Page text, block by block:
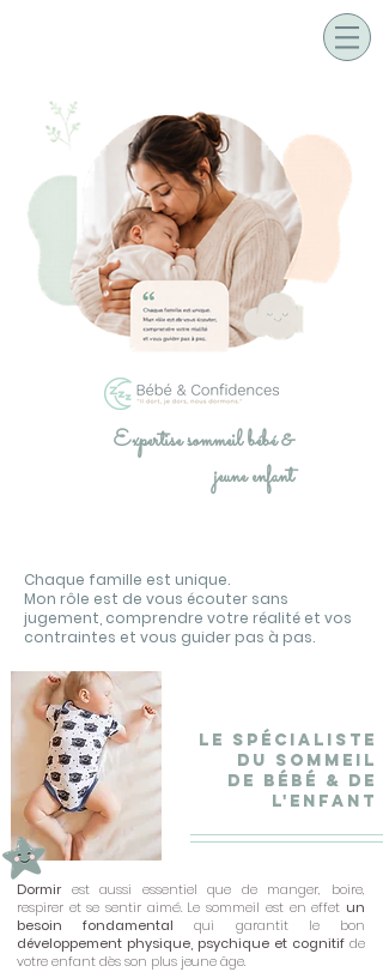
Expertise sommeil bébé &
jeune enfant
Chaque famille est unique.
Mon rôle est de vous écouter sans
jugement, comprendre votre réalité et vos
contraintes et vous guider pas à pas.
le Spécialiste
du sommeil
de bébé & de
l'enfant
Dormir est aussi essentiel que de manger, boire,
respirer et se sentir aimé. Le sommeil est en effet un
besoin fondamentalqui garantit le bon
développement physique, psychique et cognitif de
votre enfant dès son plus jeune âge.